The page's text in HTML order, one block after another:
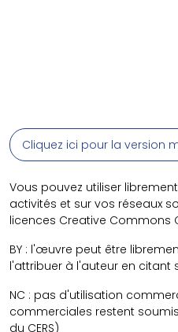
Cliquez ici pour la version
Vous pouvez utiliser
activités et sur vos réseaux
licences Creative Commons
BY : l'œuvre peut être
l'attribuer à l'auteur en citant
NC : pas d'utilisation
commerciales restent
du CERS)